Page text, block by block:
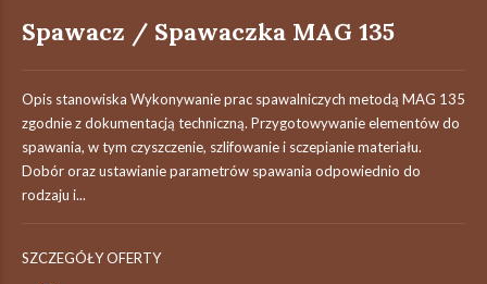
Spawacz / Spawaczka MAG 135
Opis stanowiska Wykonywanie prac spawalniczych metodą MAG 135
zgodnie z dokumentacją techniczną. Przygotowywanie elementów do
spawania, w tym czyszczenie, szlifowanie i sczepianie materiału.
Dobór oraz ustawianie parametrów spawania odpowiednio do
rodzaju i...
SZCZEGÓŁY OFERTY